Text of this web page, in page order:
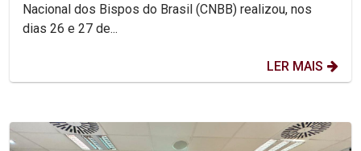
Nacional dos Bispos do Brasil (CNBB) realizou, nos
dias 26 e 27 de...
LER MAIS